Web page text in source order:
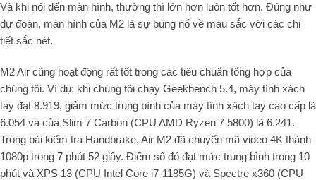
Và khi nói đến màn hình, thường thì lớn hơn luôn tốt hơn. Đúng như
dự đoán, màn hình của M2 là sự bùng nổ về màu sắc với các chi
tiết sắc nét.
M2 Air cũng hoạt động rất tốt trong các tiêu chuẩn tổng hợp của
chúng tôi. Ví dụ: khi chúng tôi chạy Geekbench 5.4, máy tính xách
tay đạt 8.919, giảm mức trung bình của máy tính xách tay cao cấp là
6.054 và của Slim 7 Carbon (CPU AMD Ryzen 7 5800) là 6.241.
Trong bài kiểm tra Handbrake, Air M2 đã chuyển mã video 4K thành
1080p trong 7 phút 52 giây. Điểm số đó đạt mức trung bình trong 10
phút và XPS 13 (CPU Intel Core i7-1185G) và Spectre x360 (CPU